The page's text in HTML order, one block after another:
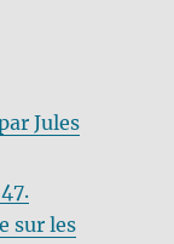
Jules
sur les